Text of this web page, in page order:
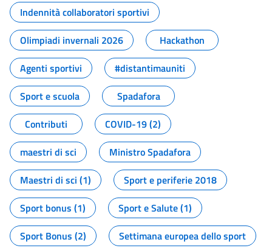
Indennità collaboratori sportivi
Olimpiadi invernali 2026
Hackathon
Agenti sportivi
#distantimauniti
Sport e scuola
Spadafora
Contributi
COVID-19 (2)
maestri di sci
Ministro Spadafora
Maestri di sci (1)
Sport e periferie 2018
Sport bonus (1)
Sport e Salute (1)
Sport Bonus (2)
Settimana europea dello sport